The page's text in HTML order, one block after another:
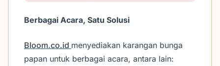
Berbagai Acara, Satu Solusi
Bloom.co.id menyediakan karangan bunga
papan untuk berbagai acara, antara lain: